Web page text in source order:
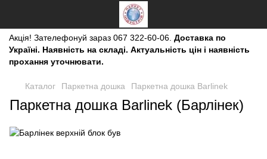
Акція! Зателефонуй зараз 067 322-60-06. Доставка по
Україні. Наявність на складі. Актуальність цін і наявність
прохання уточнювати.
Каталог Паркетна дошка Паркетна дошка Barlinek
Паркетна дошка Barlinek (Барлінек)